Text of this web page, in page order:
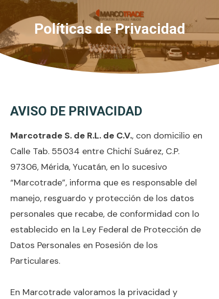
Políticas de Privacidad
AVISO DE PRIVACIDAD
Marcotrade S. de R.L. de C.V., con domicilio en
Calle Tab. 55034 entre Chichí Suárez, C.P.
97306, Mérida, Yucatán, en lo sucesivo
“Marcotrade”, informa que es responsable del
manejo, resguardo y protección de los datos
personales que recabe, de conformidad con lo
establecido en la Ley Federal de Protección de
Datos Personales en Posesión de los
Particulares.
En Marcotrade valoramos la privacidad y